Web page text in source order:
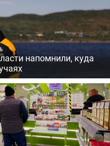
напомнили, куда